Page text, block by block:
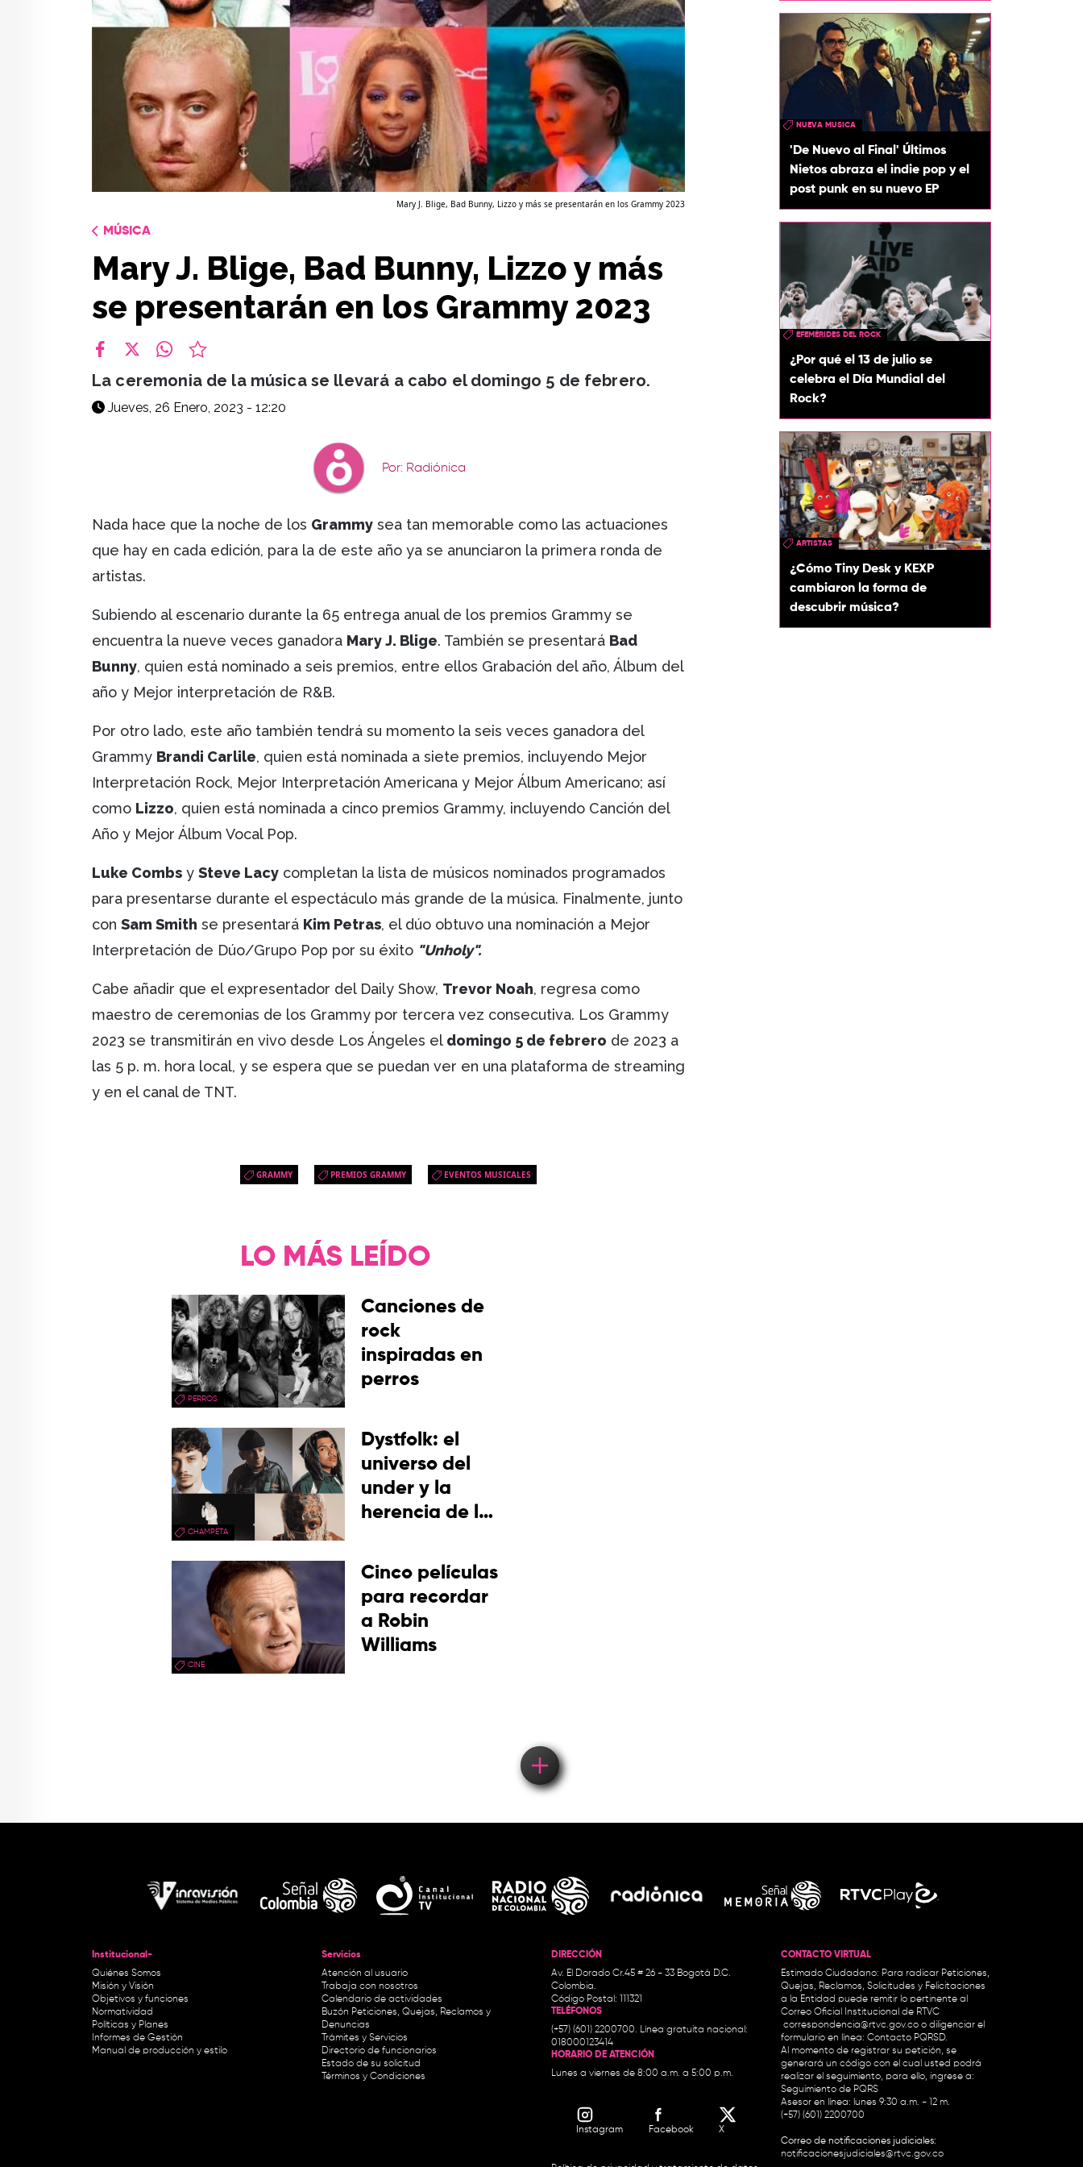
Mary J. Blige, Bad Bunny, Lizzo y más se presentarán en los Grammy 2023
MÚSICA
Mary J. Blige, Bad Bunny, Lizzo y más
se presentarán en los Grammy 2023
La ceremonia de la música se llevará a cabo el domingo 5 de febrero.
Jueves, 26 Enero, 2023 - 12:20
Por: Radiónica
Nada hace que la noche de los Grammy sea tan memorable como las actuaciones
que hay en cada edición, para la de este año ya se anunciaron la primera ronda de
artistas.
Subiendo al escenario durante la 65 entrega anual de los premios Grammy se
encuentra la nueve veces ganadora Mary J. Blige. También se presentará Bad
Bunny, quien está nominado a seis premios, entre ellos Grabación del año, Álbum del
año y Mejor interpretación de R&B.
Por otro lado, este año también tendrá su momento la seis veces ganadora del
Grammy Brandi Carlile, quien está nominada a siete premios, incluyendo Mejor
Interpretación Rock, Mejor Interpretación Americana y Mejor Álbum Americano; así
como Lizzo, quien está nominada a cinco premios Grammy, incluyendo Canción del
Año y Mejor Álbum Vocal Pop.
Luke Combs y Steve Lacy completan la lista de músicos nominados programados
para presentarse durante el espectáculo más grande de la música. Finalmente, junto
con Sam Smith se presentará Kim Petras, el dúo obtuvo una nominación a Mejor
Interpretación de Dúo/Grupo Pop por su éxito "Unholy".
Cabe añadir que el expresentador del Daily Show, Trevor Noah, regresa como
maestro de ceremonias de los Grammy por tercera vez consecutiva. Los Grammy
2023 se transmitirán en vivo desde Los Ángeles el domingo 5 de febrero de 2023 a
las 5 p. m. hora local, y se espera que se puedan ver en una plataforma de streaming
y en el canal de TNT.
GRAMMY PREMIOS GRAMMY EVENTOS MUSICALES
NUEVA MUSICA
'De Nuevo al Final' Últimos
Nietos abraza el indie pop y el
post punk en su nuevo EP
EFEMÉRIDES DEL ROCK
¿Por qué el 13 de julio se
celebra el Día Mundial del
Rock?
ARTISTAS
¿Cómo Tiny Desk y KEXP
cambiaron la forma de
descubrir música?
LO MÁS LEÍDO
PERROS
Canciones de
rock
inspiradas en
perros
CHAMPETA
Dystfolk: el
universo del
under y la
herencia de la
picotera
CINE
Cinco películas
para recordar
a Robin
Williams
Institucional-
Quiénes Somos
Misión y Visión
Objetivos y funciones
Normatividad
Políticas y Planes
Informes de Gestión
Manual de producción y estilo
Servicios
Atención al usuario
Trabaja con nosotros
Calendario de actividades
Buzón Peticiones, Quejas, Reclamos y
Denuncias
Trámites y Servicios
Directorio de funcionarios
Estado de su solicitud
Términos y Condiciones
DIRECCIÓN
Av. El Dorado Cr.45 # 26 - 33 Bogotá D.C.
Colombia.
Código Postal: 111321
TELÉFONOS
(+57) (601) 2200700. Línea gratuita nacional:
018000123414
HORARIO DE ATENCIÓN
Lunes a viernes de 8:00 a.m. a 5:00 p.m.
Instagram Facebook X
CONTACTO VIRTUAL
Estimado Ciudadano: Para radicar Peticiones,
Quejas, Reclamos, Solicitudes y Felicitaciones
a la Entidad puede remitir lo pertinente al
Correo Oficial Institucional de RTVC
correspondencia@rtvc.gov.co o diligenciar el
formulario en línea: Contacto PQRSD.
Al momento de registrar su petición, se
generará un código con el cual usted podrá
realizar el seguimiento, para ello, ingrese a:
Seguimiento de PQRS
Asesor en línea: lunes 9:30 a.m. - 12 m.
(+57) (601) 2200700
Correo de notificaciones judiciales:
notificacionesjudiciales@rtvc.gov.co